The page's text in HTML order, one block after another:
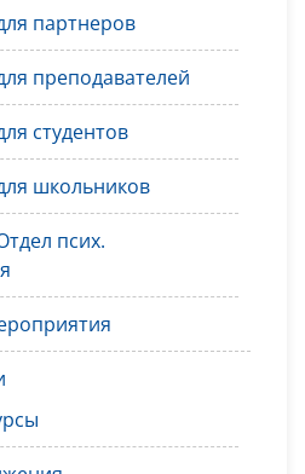
партнеров
преподавателей
студентов
школьников
псих.